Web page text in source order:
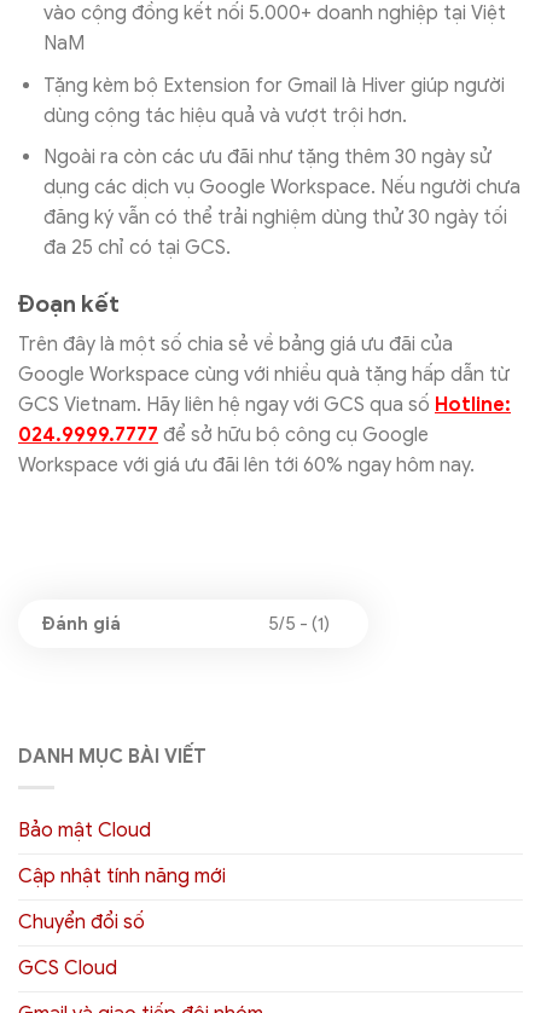
vào cộng đồng kết nối 5.000+ doanh nghiệp tại Việt
NaM
Tặng kèm bộ Extension for Gmail là Hiver giúp người
dùng cộng tác hiệu quả và vượt trội hơn.
Ngoài ra còn các ưu đãi như tặng thêm 30 ngày sử
dụng các dịch vụ Google Workspace. Nếu người chưa
đăng ký vẫn có thể trải nghiệm dùng thử 30 ngày tối
đa 25 chỉ có tại GCS.
Đoạn kết
Trên đây là một số chia sẻ về bảng giá ưu đãi của
Google Workspace cùng với nhiều quà tặng hấp dẫn từ
GCS Vietnam. Hãy liên hệ ngay với GCS qua số Hotline:
024.9999.7777 để sở hữu bộ công cụ Google
Workspace với giá ưu đãi lên tới 60% ngay hôm nay.
5/5 - (1)
DANH MỤC BÀI VIẾT
Bảo mật Cloud
Cập nhật tính năng mới
Chuyển đổi số
GCS Cloud